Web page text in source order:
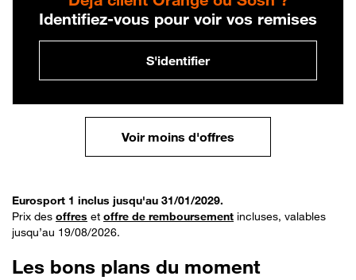
Identifiez-vous pour voir vos remises
S'identifier
Voir moins d'offres
Eurosport 1 inclus jusqu'au 31/01/2029.
Prix des offres et offre de remboursement incluses, valables
jusqu’au 19/08/2026.
Les bons plans du moment